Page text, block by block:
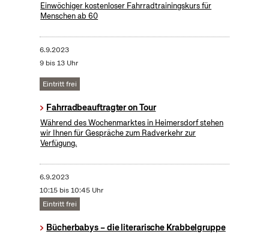
Einwöchiger kostenloser Fahrradtrainingskurs für
Menschen ab 60
6.9.2023
9 bis 13 Uhr
Eintritt frei
Fahrradbeauftragter on Tour
Während des Wochenmarktes in Heimersdorf stehen
wir Ihnen für Gespräche zum Radverkehr zur
Verfügung.
6.9.2023
10:15 bis 10:45 Uhr
Eintritt frei
Bücherbabys – die literarische Krabbelgruppe